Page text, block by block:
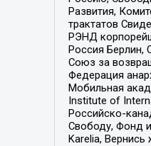
Развития,
трактатов
РЭНД
Россия Берлин,
Союз за
Федерация
Мобильная
Institute of
Российско-
Свободу, Фонд
Karelia,